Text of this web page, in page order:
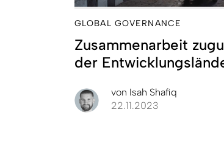
GLOBAL GOVERNANCE
Zusammenarbeit
der
von Isah Shafiq
22.11.2023